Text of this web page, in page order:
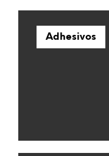
Adhesivos